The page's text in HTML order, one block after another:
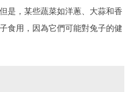
是，某些蔬菜如洋蔥、大蒜和香
食用，因為它們可能對兔子的健